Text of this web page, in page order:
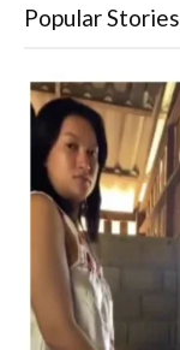
Popular Stories